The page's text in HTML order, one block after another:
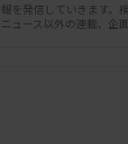
年6月末時点で
者は17万7269
を発信していきます。
ース以外の連載、企